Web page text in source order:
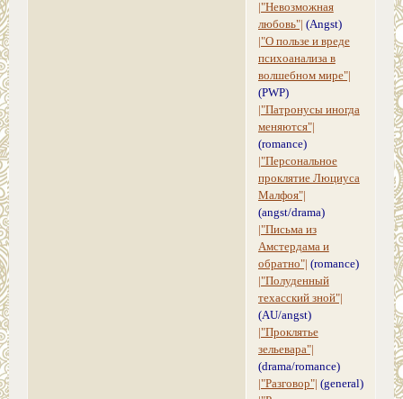
|"Невозможная
любовь"| (Angst)
|"О пользе и вреде
психоанализа в
волшебном мире"|
(PWP)
|"Патронусы иногда
меняются"|
(romance)
|"Персональное
проклятие Люциуса
Малфоя"|
(angst/dramа)
|"Письма из
Амстердама и
обратно"| (romance)
|"Полуденный
техасский зной"|
(AU/angst)
|"Проклятье
зельевара"|
(drama/romance)
|"Разговор"| (general)